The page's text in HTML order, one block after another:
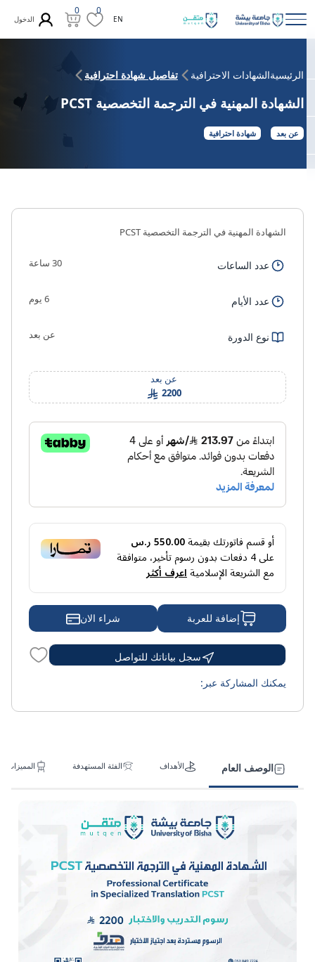
EN
0
0
الدخول
الرئيسيةالشهادات الاحترافية تفاصيل شهادة احترافية
الشهادة المهنية في الترجمة التخصصية PCST
عن بعد شهادة احترافية
الوصف العام الأهداف الفئة المستهدفة المميزات
الشهادة المهنية في الترجمة التخصصية PCST
عدد الساعات 30 ساعة
عدد الأيام 6 يوم
نوع الدورة عن بعد
عن بعد
2200
أو قسم فاتورتك بقيمة550.00 ر.س
على4 دفعات بدون رسوم تأخير، متوافقة
مع الشريعة الإسلاميةاعرف أكثر
إضافة للعربة شراء الان
سجل بياناتك للتواصل
يمكنك المشاركة عبر: